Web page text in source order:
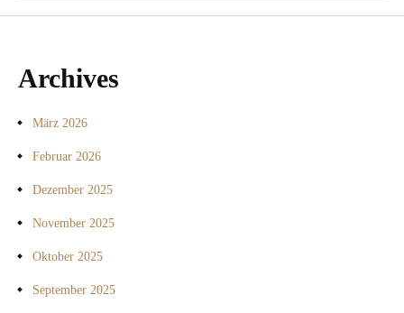
Archives
März 2026
Februar 2026
Dezember 2025
November 2025
Oktober 2025
September 2025